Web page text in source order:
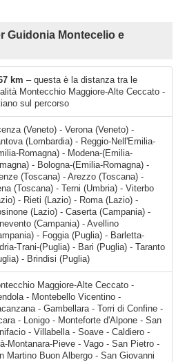
Guidonia Montecelio e
km – questa è la distanza tra le
Montecchio Maggiore-Alte Ceccato -
sul percorso
(Veneto) - Verona (Veneto) -
(Lombardia) - Reggio-Nell'Emilia-
Romagna) - Modena-(Emilia-
- Bologna-(Emilia-Romagna) -
(Toscana) - Arezzo (Toscana) -
(Toscana) - Terni (Umbria) - Viterbo
- Rieti (Lazio) - Roma (Lazio) -
(Lazio) - Caserta (Campania) -
(Campania) - Avellino
- Foggia (Puglia) - Barletta-
Trani-(Puglia) - Bari (Puglia) - Taranto
- Brindisi (Puglia)
- Montebello Vicentino - Fracanzana - Gambellara - Torri di Confine - Locara - Lonigo - Monteforte d'Alpone - San Bonifacio - Villabella - Soave - Caldiero - Strà-Montanara-Pieve - Vago - San Pietro - San Martino Buon Albergo - San Giovanni Lupatoto - Verona - Dossobuono - Caselle - Nogarole Rocca - Pradelle - Bagnolo - Stradella - Mottella - Mantova - San Biagio - Bagnolo San Vito - Pegognaga - Gonzaga - Moglia - Reggiolo - Rolo - Carpi - Correggio - Santa Croce Scuole -